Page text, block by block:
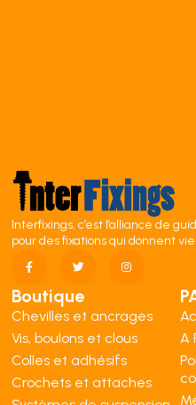
Interfixings, c’est l’alliance de
pour des fixations qui donnent
Boutique
Chevilles et ancrages
Vis, boulons et clous
Colles et adhésifs
Crochets et attaches
A